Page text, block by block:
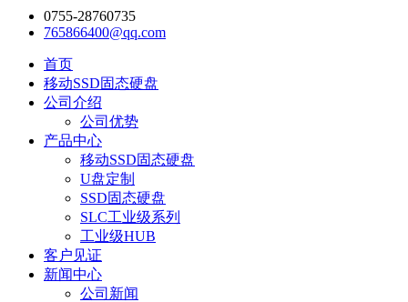
0755-28760735
765866400@qq.com
首页
移动SSD固态硬盘
公司介绍
公司优势
产品中心
移动SSD固态硬盘
U盘定制
SSD固态硬盘
SLC工业级系列
工业级HUB
客户见证
新闻中心
公司新闻